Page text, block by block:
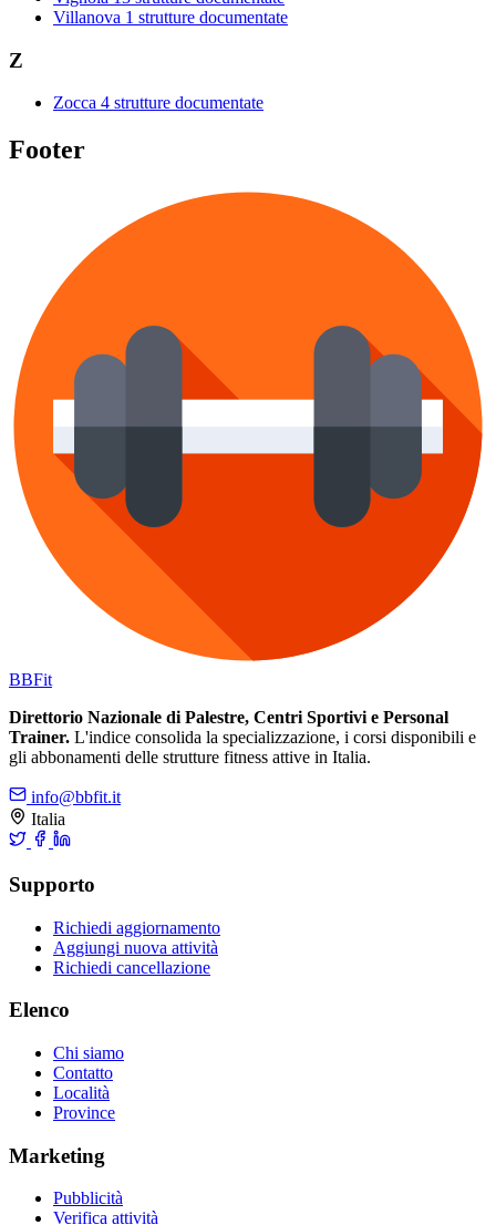
Villanova 1 strutture documentate
Z
Zocca 4 strutture documentate
Footer
BBFit
Direttorio Nazionale di Palestre, Centri Sportivi e Personal
Trainer. L'indice consolida la specializzazione, i corsi disponibili e
gli abbonamenti delle strutture fitness attive in Italia.
info@bbfit.it
Italia
Supporto
Richiedi aggiornamento
Aggiungi nuova attività
Richiedi cancellazione
Elenco
Chi siamo
Contatto
Località
Province
Marketing
Pubblicità
Verifica attività